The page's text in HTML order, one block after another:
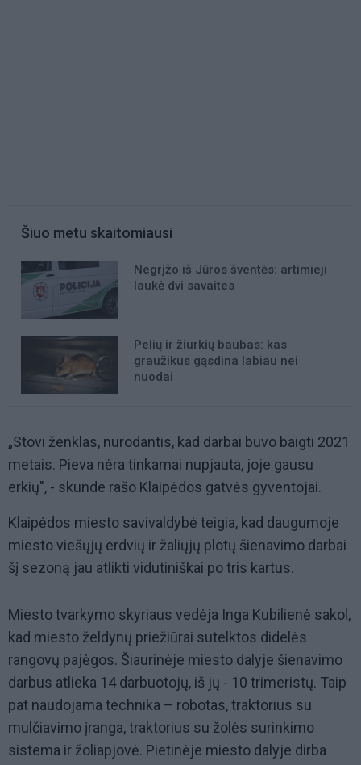
Šiuo metu skaitomiausi
Negrįžo iš Jūros šventės: artimieji
laukė dvi savaites
Pelių ir žiurkių baubas: kas
graužikus gąsdina labiau nei
nuodai
„Stovi ženklas, nurodantis, kad darbai buvo baigti 2021
metais. Pieva nėra tinkamai nupjauta, joje gausu
erkių", - skunde rašo Klaipėdos gatvės gyventojai.
Klaipėdos miesto savivaldybė teigia, kad daugumoje
miesto viešųjų erdvių ir žaliųjų plotų šienavimo darbai
šį sezoną jau atlikti vidutiniškai po tris kartus.
Miesto tvarkymo skyriaus vedėja Inga Kubilienė sakol,
kad miesto želdynų priežiūrai sutelktos didelės
rangovų pajėgos. Šiaurinėje miesto dalyje šienavimo
darbus atlieka 14 darbuotojų, iš jų - 10 trimeristų. Taip
pat naudojama technika – robotas, traktorius su
mulčiavimo įranga, traktorius su žolės surinkimo
sistema ir žoliapjovė. Pietinėje miesto dalyje dirba